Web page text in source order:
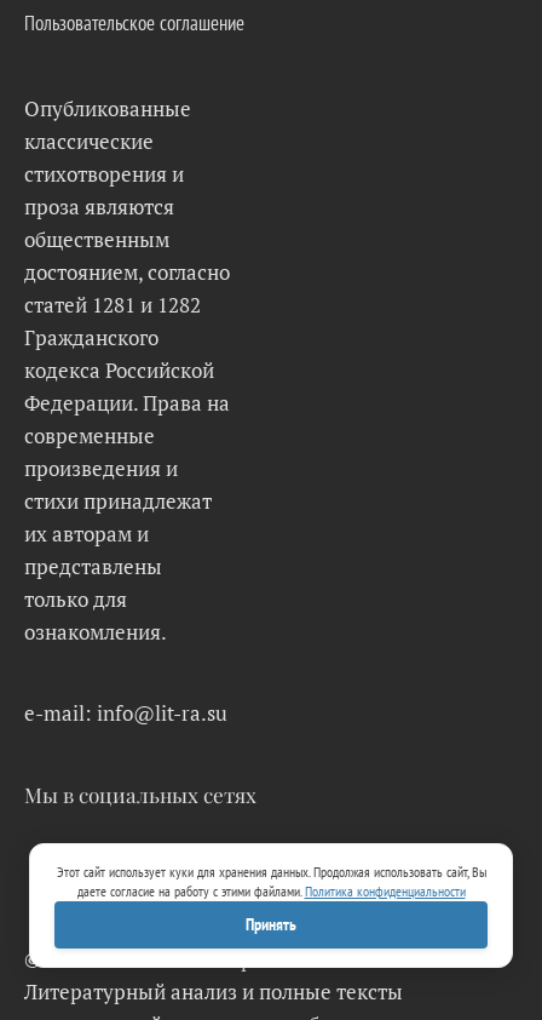
Пользовательское соглашение
Опубликованные
классические
стихотворения и
проза являются
общественным
достоянием, согласно
статей 1281 и 1282
Гражданского
кодекса Российской
Федерации. Права на
современные
произведения и
стихи принадлежат
их авторам и
представлены
только для
ознакомления.
e-mail: info@lit-ra.su
Мы в социальных сетях
© 2026 Lit-Ra.su. Электронная библиотека.
Литературный анализ и полные тексты
Этот сайт использует куки для хранения данных. Продолжая использовать сайт, Вы
даете согласие на работу с этими файлами.Политика конфиденциальности
Принять